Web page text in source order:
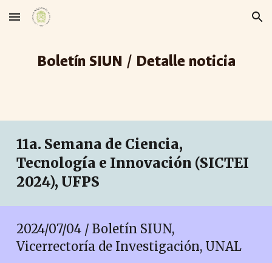
Skip to main content Skip to navigation
Boletín SIUN / Detalle noticia
11a. Semana de Ciencia,
Tecnología e Innovación (SICTEI
2024), UFPS
2024/07/04 / Boletín SIUN,
Vicerrectoría de Investigación, UNAL